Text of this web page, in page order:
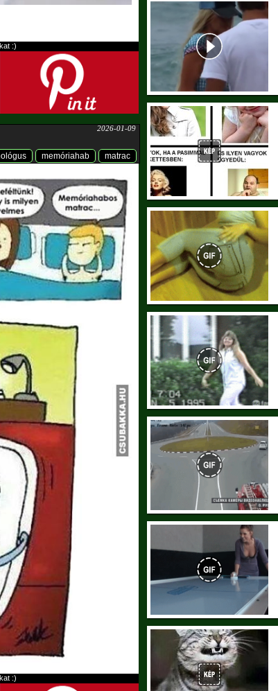
:)
2026-01-09
matrac
memóriahab
:)